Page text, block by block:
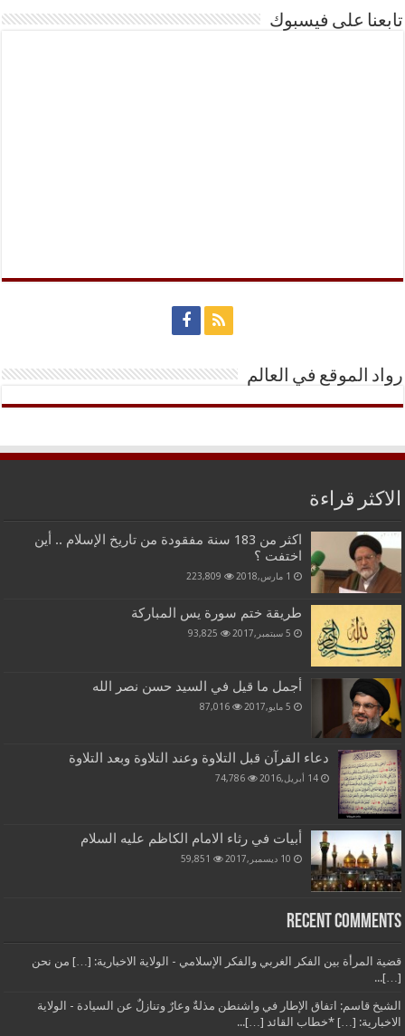
تابعنا على فيسبوك
رواد الموقع في العالم
الاكثر قراءة
اكثر من 183 سنة مفقودة من تاريخ الإسلام .. أين
اختفت ؟
1 مارس,2018 223,809
طريقة ختم سورة يس المباركة
5 سبتمبر,2017 93,825
أجمل ما قيل في السيد حسن نصر الله
5 مايو,2017 87,016
دعاء القرآن قبل التلاوة وعند التلاوة وبعد التلاوة
14 أبريل,2016 74,786
أبيات في رثاء الامام الكاظم عليه السلام
10 ديسمبر,2017 59,851
Recent Comments
قضية المرأة بين الفكر الغربي والفكر الإسلامي - الولاية الاخبارية: […] من نحن
[…]...
الشيخ قاسم: اتفاق الإطار في واشنطن مذلةٌ وعارٌ وتنازلٌ عن السيادة - الولاية
الاخبارية: […] *خطاب القائد […]...